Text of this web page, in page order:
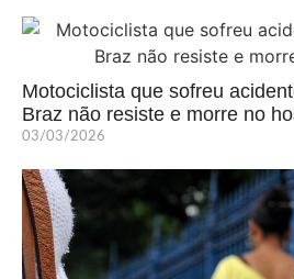
Motociclista que sofreu
Braz não resiste e morre no
03/03/2026